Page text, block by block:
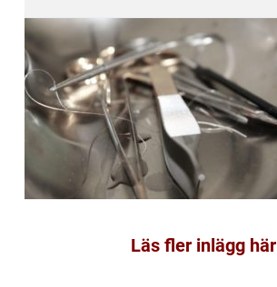
Läs fler inlägg här